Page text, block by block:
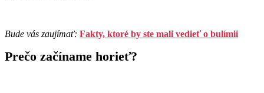
Bude vás zaujímať: Fakty, ktoré by ste mali vedieť o bulímii
Prečo začíname horieť?